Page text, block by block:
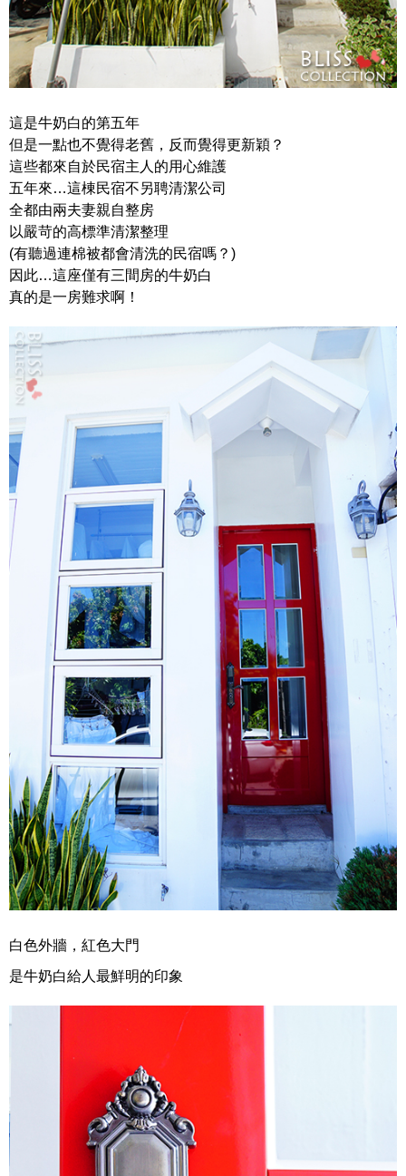
這是牛奶白的第五年
但是一點也不覺得老舊，反而覺得更新穎？
這些都來自於民宿主人的用心維護
五年來…這棟民宿不另聘清潔公司
全都由兩夫妻親自整房
以嚴苛的高標準清潔整理
(有聽過連棉被都會清洗的民宿嗎？)
因此…這座僅有三間房的牛奶白
真的是一房難求啊！
白色外牆，紅色大門
是牛奶白給人最鮮明的印象